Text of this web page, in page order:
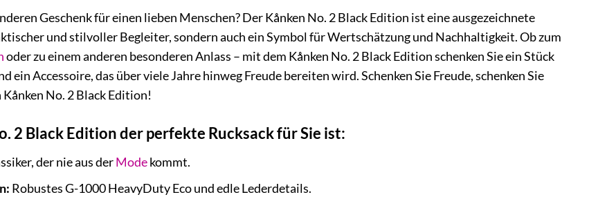
Geschenk für einen lieben Menschen? Der Kånken No. 2 Black Edition ist eine ausgezeichnete
und stilvoller Begleiter, sondern auch ein Symbol für Wertschätzung und Nachhaltigkeit. Ob zum
oder zu einem anderen besonderen Anlass – mit dem Kånken No. 2 Black Edition schenken Sie ein Stück
ein Accessoire, das über viele Jahre hinweg Freude bereiten wird. Schenken Sie Freude, schenken Sie
No. 2 Black Edition!
2 Black Edition der perfekte Rucksack für Sie ist:
der nie aus derModekommt.
Robustes G-1000 HeavyDuty Eco und edle Lederdetails.